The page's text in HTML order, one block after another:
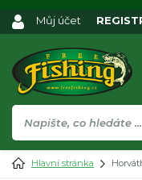
Můj účet
Hlavní stránka